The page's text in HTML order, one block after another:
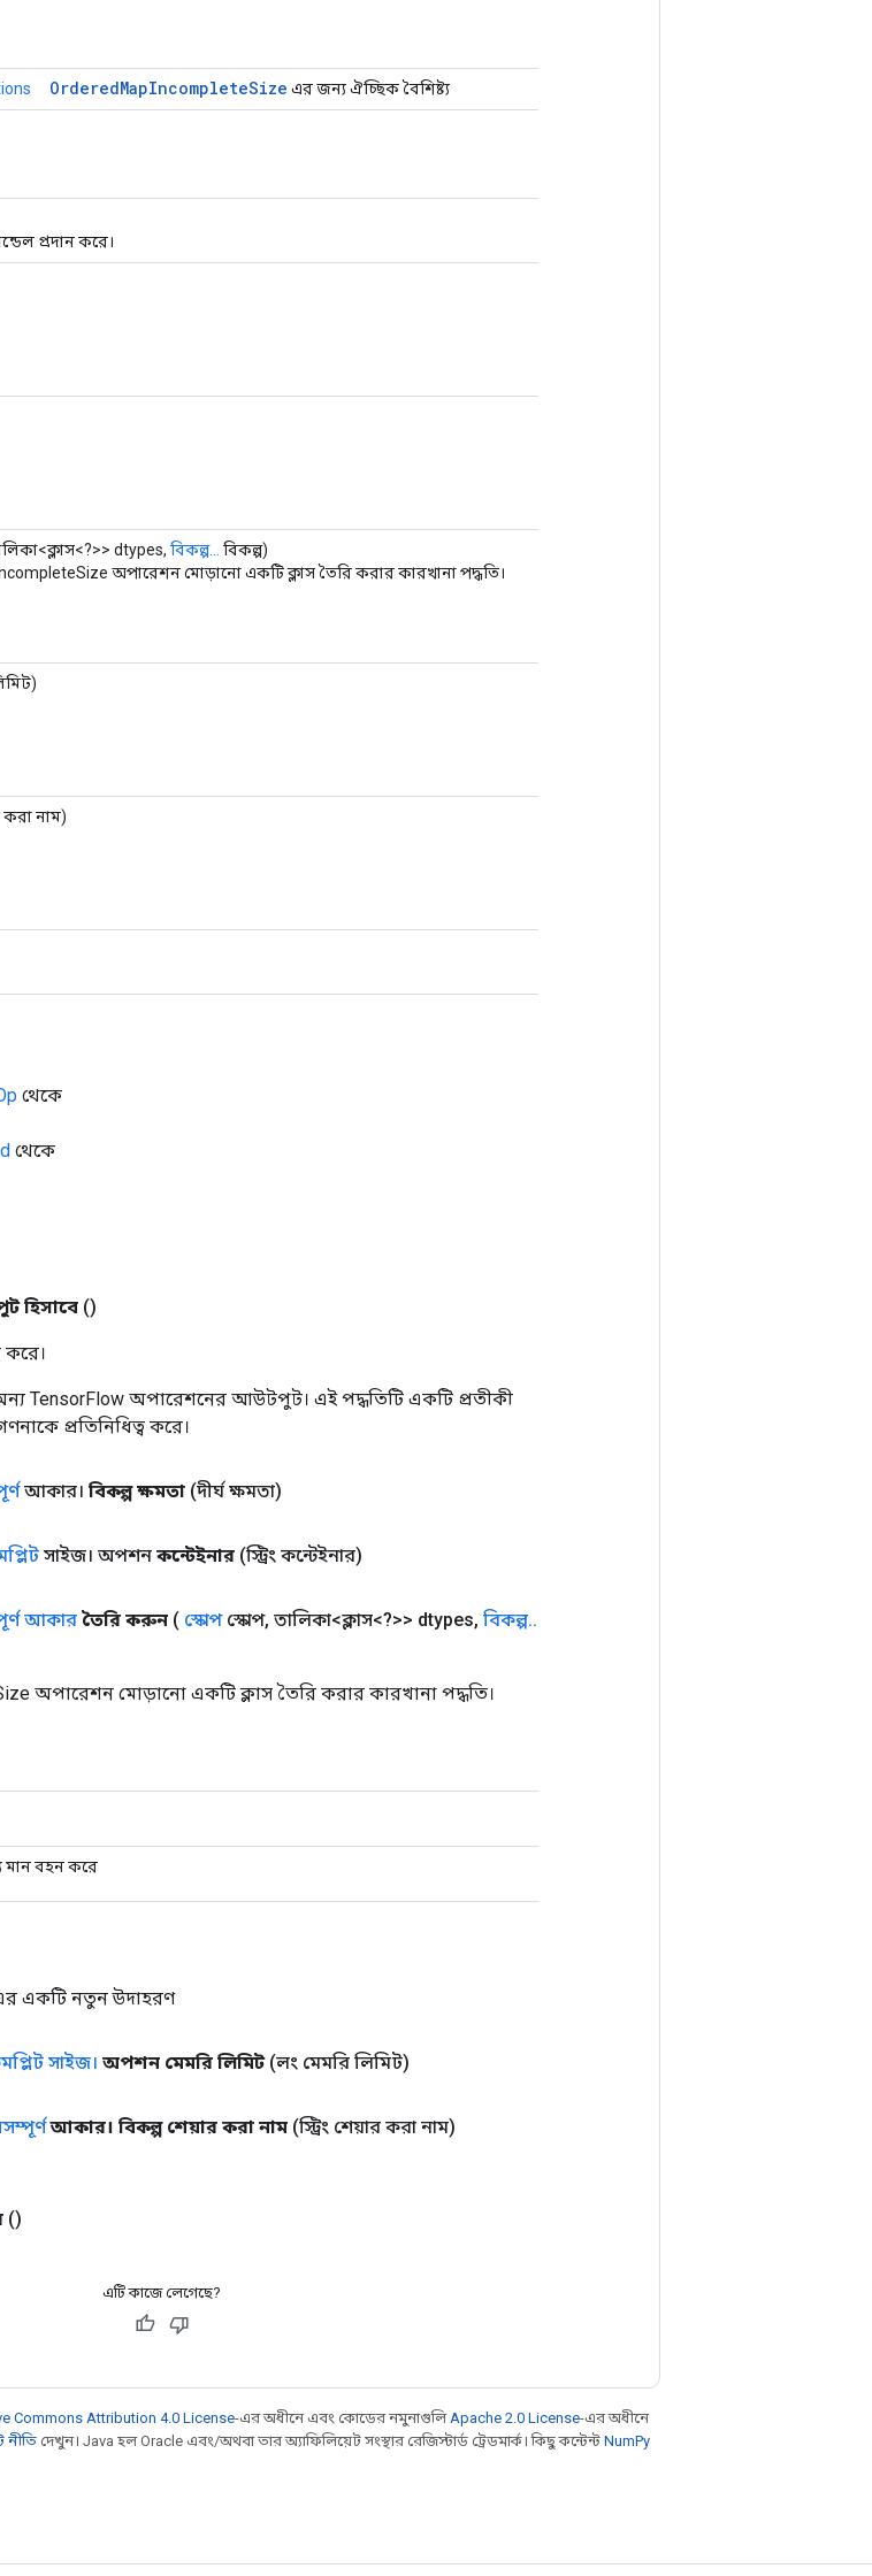
OrderedMapIncompleteSize এর জন্য ঐচ্ছিক বৈশিষ্ট্য
প্রদান করে।
dtypes, বিকল্প...
বিকল্প)
অপারেশন মোড়ানো একটি ক্লাস তৈরি করার কারখানা পদ্ধতি।
করা নাম)
থেকে
থেকে
হিসাবে ()
করে।
TensorFlow অপারেশনের আউটপুট। এই পদ্ধতিটি একটি প্রতীকী
প্রতিনিধিত্ব করে।
আকার। বিকল্প ক্ষমতা (দীর্ঘ ক্ষমতা)
সাইজ। অপশন কন্টেইনার (স্ট্রিং কন্টেইনার)
আকার তৈরি করুন ( স্কোপস্কোপ, তালিকা<ক্লাস<?>> dtypes, বিকল্প..
অপারেশন মোড়ানো একটি ক্লাস তৈরি করার কারখানা পদ্ধতি।
মান বহন করে
একটি নতুন উদাহরণ
সাইজ। অপশন মেমরি লিমিট (লং মেমরি লিমিট)
আকার। বিকল্প শেয়ার করা নাম (স্ট্রিং শেয়ার করা নাম)
()
এটি কাজে লেগেছে?
Commons Attribution 4.0 License-এর অধীনে এবং কোডের নমুনাগুলি Apache 2.0 License-এর অধীনে
নীতি দেখুন। Java হল Oracle এবং/অথবা তার অ্যাফিলিয়েট সংস্থার রেজিস্টার্ড ট্রেডমার্ক। কিছু কন্টেন্ট NumPy